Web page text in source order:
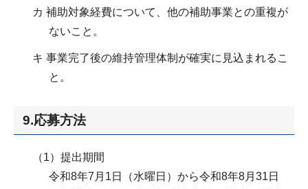
カ 補助対象経費について、他の補助事業との重複が
ないこと。
キ 事業完了後の維持管理体制が確実に見込まれるこ
と。
9.応募方法
（1）提出期間
令和8年7月1日（水曜日）から令和8年8月31日